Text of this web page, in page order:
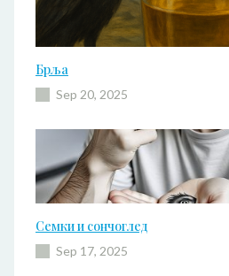
Брља
Sep 20, 2025
Семки и сончоглед
Sep 17, 2025